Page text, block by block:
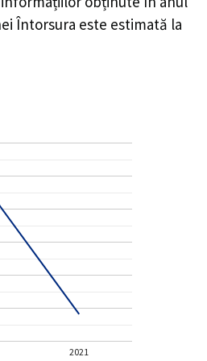
Întorsura este estimată la
2021